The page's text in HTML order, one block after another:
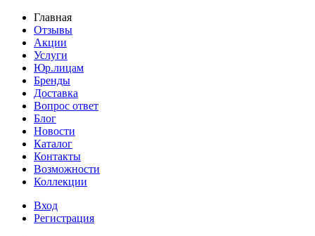
Главная
Отзывы
Акции
Услуги
Юр.лицам
Бренды
Доставка
Вопрос ответ
Блог
Новости
Каталог
Контакты
Возможности
Коллекции
Вход
Регистрация